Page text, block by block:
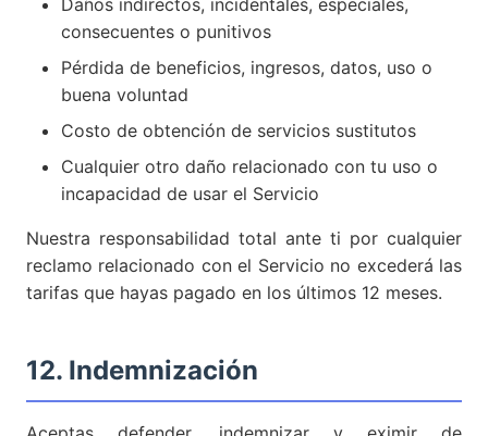
Daños indirectos, incidentales, especiales,
consecuentes o punitivos
Pérdida de beneficios, ingresos, datos, uso o
buena voluntad
Costo de obtención de servicios sustitutos
Cualquier otro daño relacionado con tu uso o
incapacidad de usar el Servicio
Nuestra responsabilidad total ante ti por cualquier
reclamo relacionado con el Servicio no excederá las
tarifas que hayas pagado en los últimos 12 meses.
12. Indemnización